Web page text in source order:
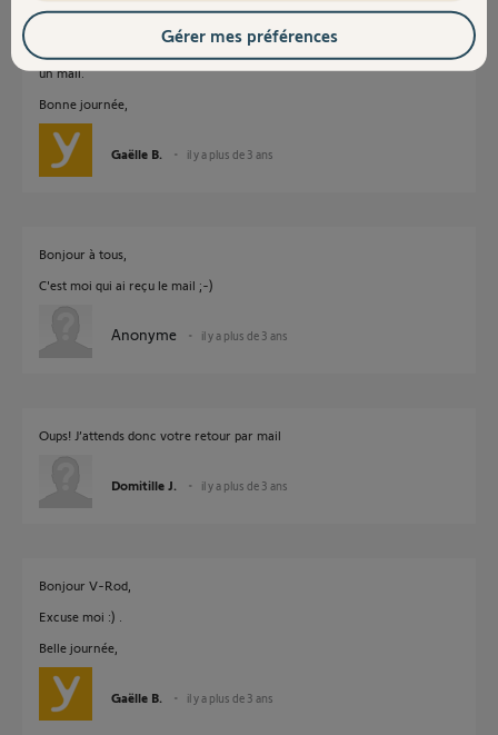
Afin de voir ce que nous pouvons faire, je me permets de vous envoyer
un mail.
Bonne journée,
Gaëlle B. il y a plus de 3 ans
Bonjour à tous,
C'est moi qui ai reçu le mail ;-)
Anonyme il y a plus de 3 ans
Oups! J’attends donc votre retour par mail
Domitille J. il y a plus de 3 ans
Bonjour V-Rod,
Excuse moi :) .
Belle journée,
Gaëlle B. il y a plus de 3 ans
Gérer mes préférences